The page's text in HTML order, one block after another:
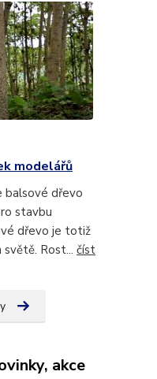
modelářů
balsové dřevo
stavbu
dřevo je totiž
Rost... číst
akce